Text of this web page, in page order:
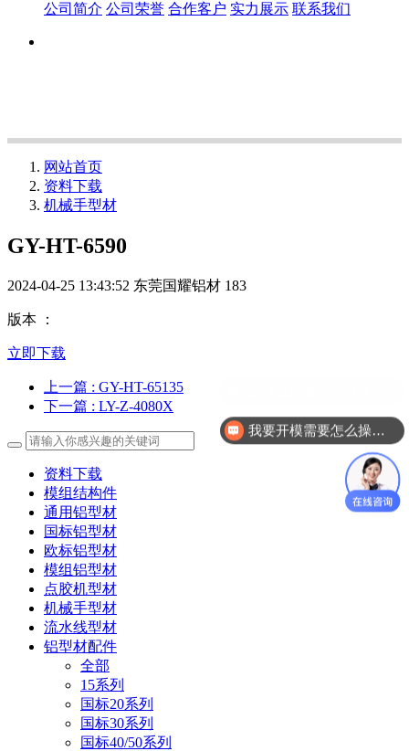
公司简介 公司荣誉 合作客户 实力展示 联系我们
网站首页
资料下载
机械手型材
GY-HT-6590
2024-04-25 13:43:52 东莞国耀铝材 183
版本 ：
立即下载
上一篇 : GY-HT-65135
下一篇 : LY-Z-4080X
资料下载
模组结构件
通用铝型材
国标铝型材
欧标铝型材
模组铝型材
点胶机型材
机械手型材
流水线型材
铝型材配件
全部
15系列
国标20系列
国标30系列
国标40/50系列
我要开模需要怎么操作？